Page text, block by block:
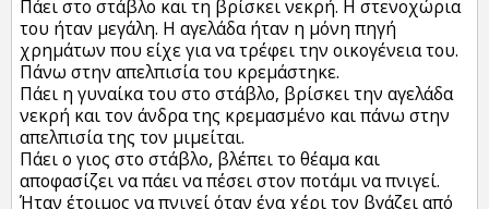
Πάει στο στάβλο και τη βρίσκει νεκρή. Η στενοχώρια
του ήταν μεγάλη. Η αγελάδα ήταν η μόνη πηγή
χρημάτων που είχε για να τρέφει την οικογένεια του.
Πάνω στην απελπισία του κρεμάστηκε.
Πάει η γυναίκα του στο στάβλο, βρίσκει την αγελάδα
νεκρή και τον άνδρα της κρεμασμένο και πάνω στην
απελπισία της τον μιμείται.
Πάει ο γιος στο στάβλο, βλέπει το θέαμα και
αποφασίζει να πάει να πέσει στον ποτάμι να πνιγεί.
Ήταν έτοιμος να πνιγεί όταν ένα χέρι τον βγάζει από